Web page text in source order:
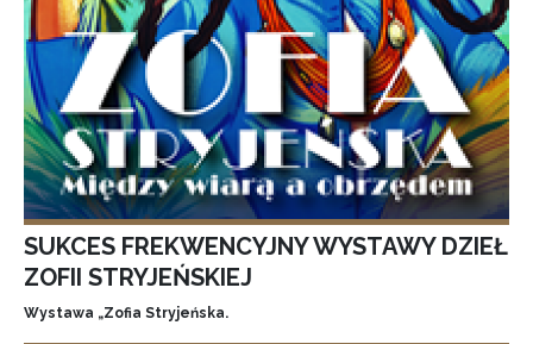
SUKCES FREKWENCYJNY WYSTAWY DZIEŁ
ZOFII STRYJEŃSKIEJ
Wystawa „Zofia Stryjeńska.